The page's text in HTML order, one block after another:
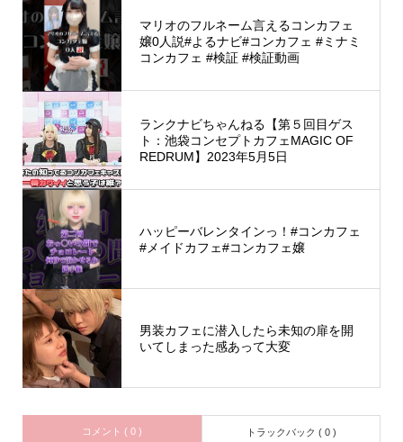
マリオのフルネーム言えるコンカフェ
嬢0人説#よるナビ#コンカフェ #ミナミ
コンカフェ #検証 #検証動画
ランクナビちゃんねる【第５回目ゲス
ト：池袋コンセプトカフェMAGIC OF
REDRUM】2023年5月5日
ハッピーバレンタインっ！#コンカフェ
#メイドカフェ#コンカフェ嬢
男装カフェに潜入したら未知の扉を開
いてしまった感あって大変
コメント ( 0 ) トラックバック ( 0 )